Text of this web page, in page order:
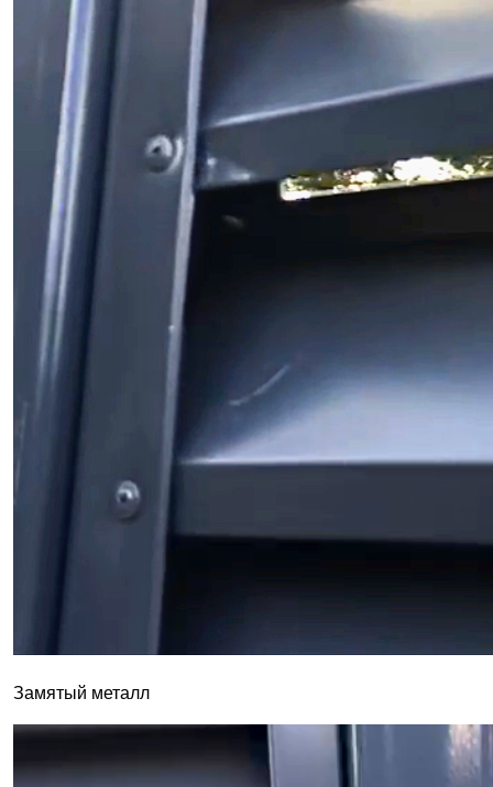
Замятый металл